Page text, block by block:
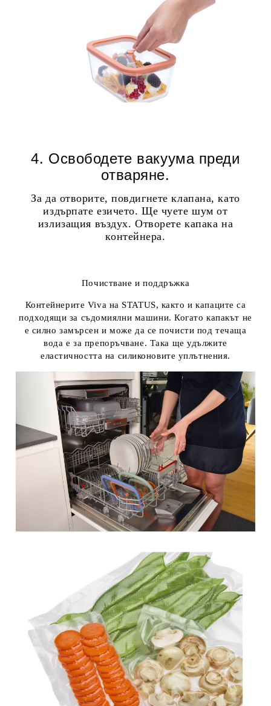
4. Освободете вакуума преди
отваряне.
За да отворите, повдигнете клапана, като
издърпате езичето. Ще чуете шум от
излизащия въздух. Отворете капака на
контейнера.
Почистване и поддръжка
Контейнерите Viva на STATUS, както и капаците са
подходящи за съдомиялни машини. Когато капакът не
е силно замърсен и може да се почисти под течаща
вода е за препоръчване. Така ще удължите
еластичността на силиконовите уплътнения.